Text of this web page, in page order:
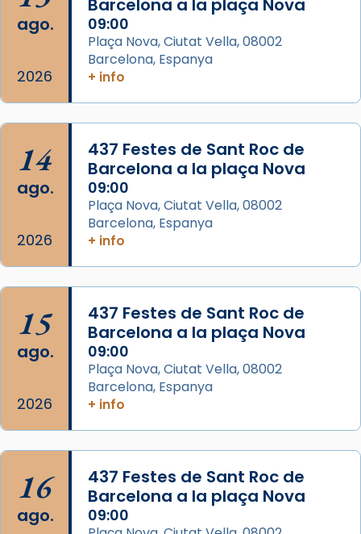
concelebrat el bisbe auxiliar de Barcelona,
Mons. David Abadías.
📸 Dr. G. Simón
Arquebisbat de Barcelona
2 weeks ago
Memòria de les santes Juliana i
Semproniana, verges i màrtirs.
Acompanyant la història de sant Cugat, a
partir de l’Edat Mitjana sorgeix la tradició
que les santes Juliana (“relatiu a Júlia”) i
Semproniana (“relatiu a Semprònia =
eterna”) són deixebles seves. I l’any 1667, el
frare Joan Gaspar Roig, afirma en una obra
que les santes són filles de l’antiga Iluro.
Mataró en reivindicarà les relíq
...
ago.
2026
Barcelona a la plaça Nova
09:00
Plaça Nova, Ciutat Vella, 08002
Barcelona, Espanya
+ info
14
ago.
2026
437 Festes de Sant Roc de
Barcelona a la plaça Nova
09:00
Plaça Nova, Ciutat Vella, 08002
Barcelona, Espanya
+ info
15
ago.
2026
437 Festes de Sant Roc de
Barcelona a la plaça Nova
09:00
Plaça Nova, Ciutat Vella, 08002
Barcelona, Espanya
+ info
16
ago.
437 Festes de Sant Roc de
Barcelona a la plaça Nova
09:00